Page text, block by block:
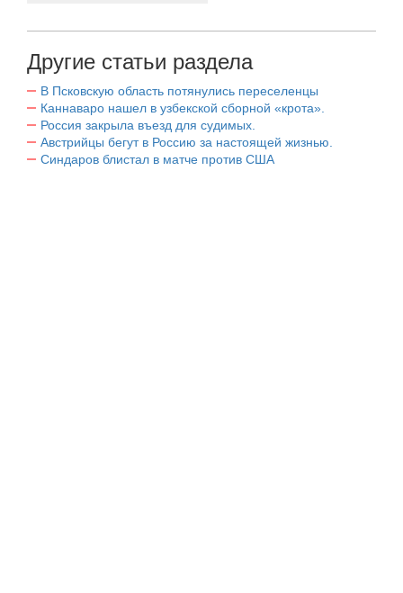
Другие статьи раздела
В Псковскую область потянулись переселенцы
Каннаваро нашел в узбекской сборной «крота».
Россия закрыла въезд для судимых.
Австрийцы бегут в Россию за настоящей жизнью.
Синдаров блистал в матче против США